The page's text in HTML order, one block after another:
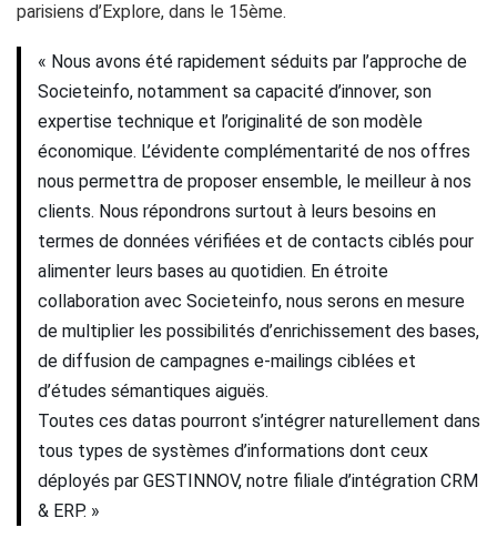
parisiens d’Explore, dans le 15ème.
« Nous avons été rapidement séduits par l’approche de
Societeinfo, notamment sa capacité d’innover, son
expertise technique et l’originalité de son modèle
économique. L’évidente complémentarité de nos offres
nous permettra de proposer ensemble, le meilleur à nos
clients. Nous répondrons surtout à leurs besoins en
termes de données vérifiées et de contacts ciblés pour
alimenter leurs bases au quotidien. En étroite
collaboration avec Societeinfo, nous serons en mesure
de multiplier les possibilités d’enrichissement des bases,
de diffusion de campagnes e-mailings ciblées et
d’études sémantiques aiguës.
Toutes ces datas pourront s’intégrer naturellement dans
tous types de systèmes d’informations dont ceux
déployés par GESTINNOV, notre filiale d’intégration CRM
& ERP. »